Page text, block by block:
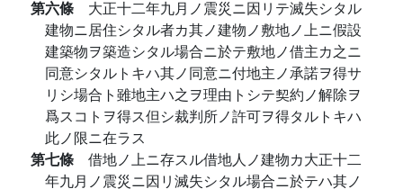
第六條 大正十二年九月ノ震災ニ因リテ滅失シタル
建物ニ居住シタル者カ其ノ建物ノ敷地ノ上ニ假設
建築物ヲ築造シタル場合ニ於テ敷地ノ借主カ之ニ
同意シタルトキハ其ノ同意ニ付地主ノ承諾ヲ得サ
リシ場合ト雖地主ハ之ヲ理由トシテ契約ノ解除ヲ
爲スコトヲ得ス但シ裁判所ノ許可ヲ得タルトキハ
此ノ限ニ在ラス
第七條 借地ノ上ニ存スル借地人ノ建物カ大正十二
年九月ノ震災ニ因リ滅失シタル場合ニ於テハ其ノ